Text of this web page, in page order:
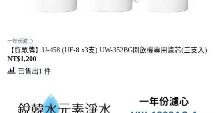
一年份濾心
【賀眾牌】U-458 (UF-8 x3支) UW-352BG開飲機專用濾芯(三支入)
NT$1,200
已售出1 件